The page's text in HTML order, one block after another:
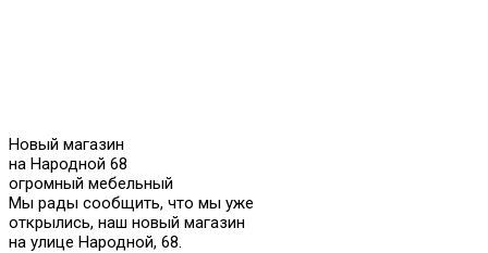
Новый магазин
на Народной 68
огромный мебельный
Мы рады сообщить, что мы уже
открылись, наш новый магазин
на улице Народной, 68.